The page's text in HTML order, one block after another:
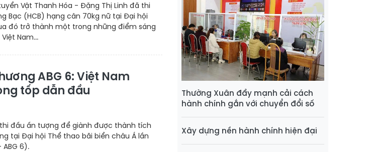
Vật Thanh Hóa - Đặng Thị Linh đã thi
Bạc (HCB) hạng cân 70kg nữ tại Đại hội
đó trở thành một trong những điểm sáng
Nam...
ABG 6: Việt Nam
tốp dẫn đầu
đấu ấn tượng để giành được thành tích
tại Đại hội Thể thao bãi biển châu Á lần
6).
Thường Xuân đẩy mạnh cải cách
hành chính gắn với chuyển đổi số
Xây dựng nền hành chính hiện đại